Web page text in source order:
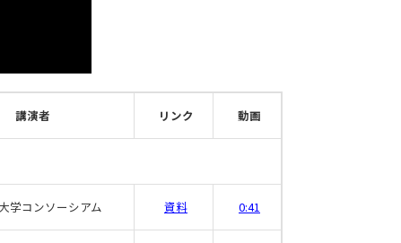
講演者 リンク 動画
学コンソーシアム 資料 0:41